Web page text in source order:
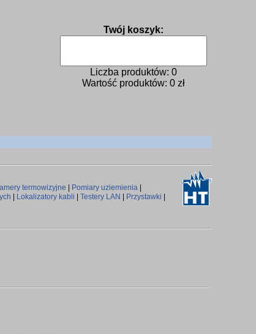
Twój koszyk:
Liczba produktów: 0
Wartość produktów: 0 zł
termowizyjne Pomiary uziemienia
Lokalizatory kabli Testery LAN Przystawki